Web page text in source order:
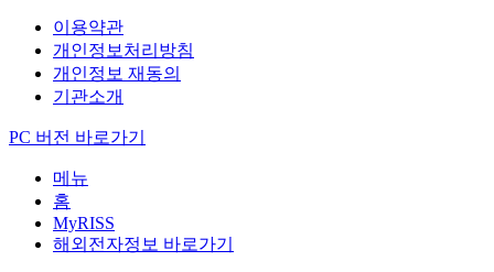
이용약관
개인정보처리방침
개인정보 재동의
기관소개
PC 버전 바로가기
메뉴
홈
MyRISS
해외전자정보 바로가기